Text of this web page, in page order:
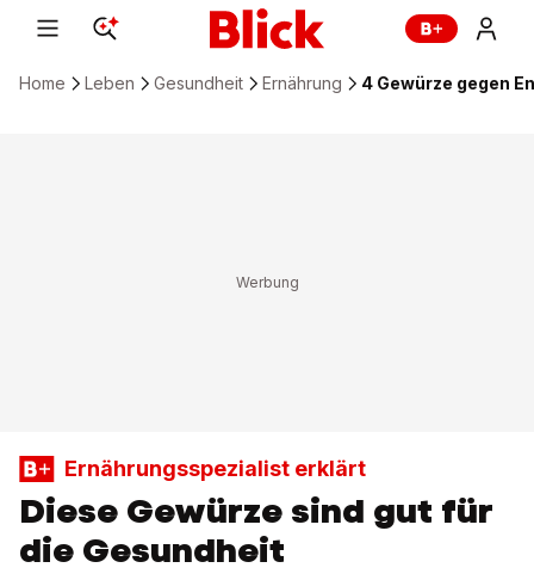
Home Leben Gesundheit Ernährung 4 Gewürze gegen
Ernährungsspezialist erklärt
Diese Gewürze sind gut für
die Gesundheit